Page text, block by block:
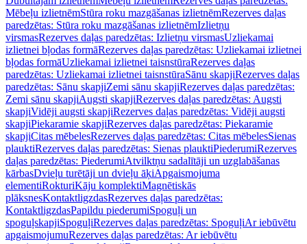
Mēbeļu izlietnēmStūra roku mazgāšanas izlietnēmRezerves daļas
paredzētas: Stūra roku mazgāšanas izlietnēmIzlietņu
virsmasRezerves daļas paredzētas: Izlietņu virsmasUzliekamai
izlietnei bļodas formāRezerves daļas paredzētas: Uzliekamai izlietnei
bļodas formāUzliekamai izlietnei taisnstūraRezerves daļas
paredzētas: Uzliekamai izlietnei taisnstūraSānu skapjiRezerves daļas
paredzētas: Sānu skapjiZemi sānu skapjiRezerves daļas paredzētas:
Zemi sānu skapjiAugsti skapjiRezerves daļas paredzētas: Augsti
skapjiVidēji augsti skapjiRezerves daļas paredzētas: Vidēji augsti
skapjiPiekaramie skapjiRezerves daļas paredzētas: Piekaramie
skapjiCitas mēbelesRezerves daļas paredzētas: Citas mēbelesSienas
plauktiRezerves daļas paredzētas: Sienas plauktiPiederumiRezerves
daļas paredzētas: PiederumiAtvilktņu sadalītāji un uzglabāšanas
kārbasDvieļu turētāji un dvieļu āķiApgaismojuma
elementiRokturiKāju komplektiMagnētiskās
plāksnesKontaktligzdasRezerves daļas paredzētas:
KontaktligzdasPapildu piederumiSpoguļi un
spoguļskapjiSpoguļiRezerves daļas paredzētas: SpoguļiAr iebūvētu
apgaismojumuRezerves daļas paredzētas: Ar iebūvētu